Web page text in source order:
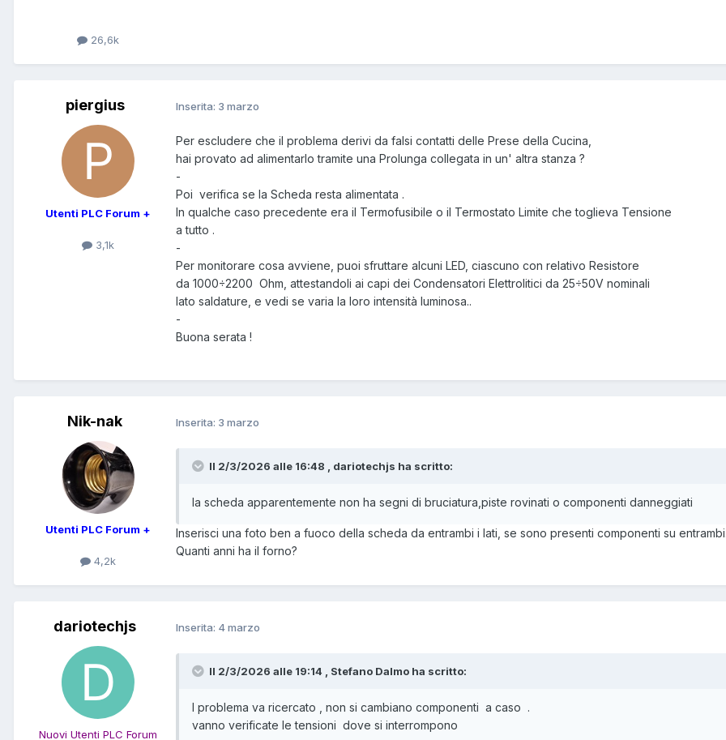
26,6k
piergius
Utenti PLC Forum +
3,1k
Inserita: 3 marzo
Per escludere che il problema derivi da falsi contatti delle Prese della Cucina,
hai provato ad alimentarlo tramite una Prolunga collegata in un' altra stanza ?
-
Poi verifica se la Scheda resta alimentata .
In qualche caso precedente era il Termofusibile o il Termostato Limite che toglieva Tensione
a tutto .
-
Per monitorare cosa avviene, puoi sfruttare alcuni LED, ciascuno con relativo Resistore
da 1000÷2200 Ohm, attestandoli ai capi dei Condensatori Elettrolitici da 25÷50V nominali
lato saldature, e vedi se varia la loro intensità luminosa..
-
Buona serata !
Nik-nak
Utenti PLC Forum +
4,2k
Inserita: 3 marzo
Il 2/3/2026 alle 16:48 , dariotechjs ha scritto:
la scheda apparentemente non ha segni di bruciatura,piste rovinati o componenti danneggiati
Inserisci una foto ben a fuoco della scheda da entrambi i lati, se sono presenti componenti su
Quanti anni ha il forno?
dariotechjs
Nuovi Utenti PLC Forum
Inserita: 4 marzo
Il 2/3/2026 alle 19:14 , Stefano Dalmo ha scritto:
I problema va ricercato , non si cambiano componenti a caso .
vanno verificate le tensioni dove si interrompono